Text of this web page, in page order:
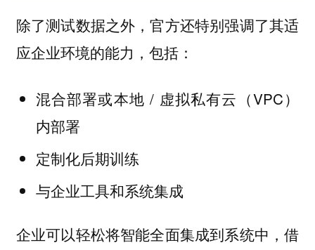
除了测试数据之外，官方还特别强调了其适
应企业环境的能力，包括：
混合部署或本地 / 虚拟私有云（VPC）
内部署
定制化后期训练
与企业工具和系统集成
企业可以轻松将智能全面集成到系统中，借